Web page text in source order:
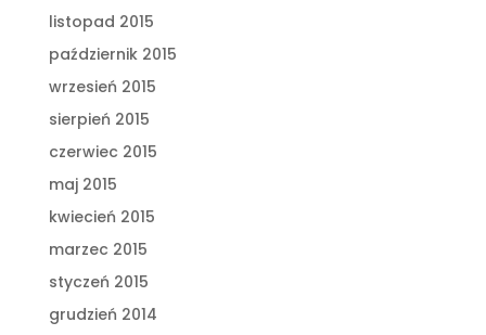
listopad 2015
październik 2015
wrzesień 2015
sierpień 2015
czerwiec 2015
maj 2015
kwiecień 2015
marzec 2015
styczeń 2015
grudzień 2014